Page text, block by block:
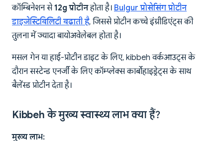
कॉम्बिनेशन से12g प्रोटीनहोता है। Bulgur प्रोसेसिंग प्रोटीन
डाइजेस्टिबिलिटी बढ़ाती है, जिससे प्रोटीन कच्चे इंग्रीडिएंट्स की
तुलना में ज्यादा बायोअवेलेबल होता है।
मसल गेन या हाई-प्रोटीन डाइट के लिए, kibbeh वर्कआउट्स के
दौरान सस्टेन्ड एनर्जी के लिए कॉम्प्लेक्स कार्बोहाइड्रेट्स के साथ
बैलेंस्ड प्रोटीन देता है।
Kibbeh के मुख्य स्वास्थ्य लाभ क्या हैं?
मुख्य लाभ: